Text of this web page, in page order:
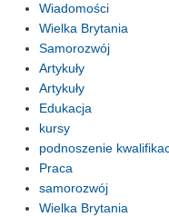
Wiadomości
Wielka Brytania
Samorozwój
Artykuły
Artykuły
Edukacja
kursy
podnoszenie
Praca
samorozwój
Wielka Brytania